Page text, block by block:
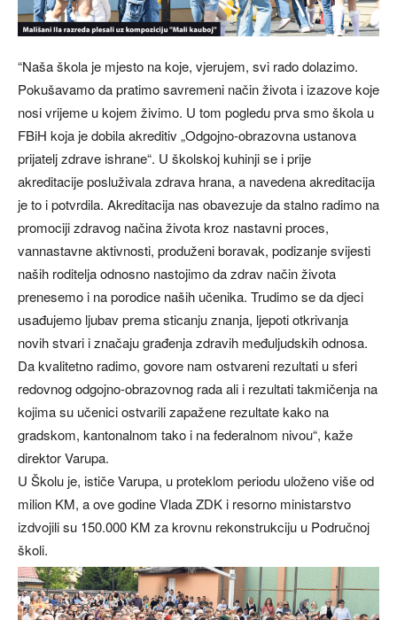
“Naša škola je mjesto na koje, vjerujem, svi rado dolazimo.
Pokušavamo da pratimo savremeni način života i izazove koje
nosi vrijeme u kojem živimo. U tom pogledu prva smo škola u
FBiH koja je dobila akreditiv „Odgojno-obrazovna ustanova
prijatelj zdrave ishrane“. U školskoj kuhinji se i prije
akreditacije posluživala zdrava hrana, a navedena akreditacija
je to i potvrdila. Akreditacija nas obavezuje da stalno radimo na
promociji zdravog načina života kroz nastavni proces,
vannastavne aktivnosti, produženi boravak, podizanje svijesti
naših roditelja odnosno nastojimo da zdrav način života
prenesemo i na porodice naših učenika. Trudimo se da djeci
usađujemo ljubav prema sticanju znanja, ljepoti otkrivanja
novih stvari i značaju građenja zdravih međuljudskih odnosa.
Da kvalitetno radimo, govore nam ostvareni rezultati u sferi
redovnog odgojno-obrazovnog rada ali i rezultati takmičenja na
kojima su učenici ostvarili zapažene rezultate kako na
gradskom, kantonalnom tako i na federalnom nivou“, kaže
direktor Varupa.
U Školu je, ističe Varupa, u proteklom periodu uloženo više od
milion KM, a ove godine Vlada ZDK i resorno ministarstvo
izdvojili su 150.000 KM za krovnu rekonstrukciju u Područnoj
školi.